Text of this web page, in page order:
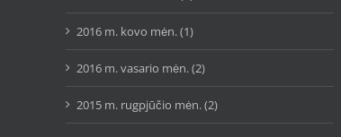
2016 m. kovo mėn. (1)
2016 m. vasario mėn. (2)
2015 m. rugpjūčio mėn. (2)